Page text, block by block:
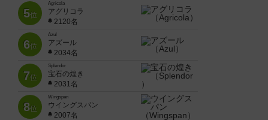
5位
Agricola
アグリコラ
2120名
6位
Azul
アズール
2034名
7位
Splendor
宝石の煌き
2031名
8位
Wingspan
ウイングスパン
2007名